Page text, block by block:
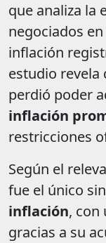
que analiza la
negociados en
inflación
estudio revela
perdió poder
inflación
restricciones
Según el
fue el único
inflación, con
gracias a su